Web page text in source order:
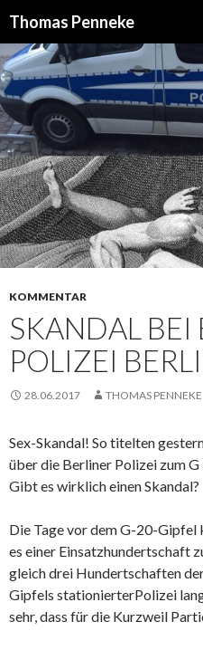
Thomas Penneke
ZUM
INHALT
KOMMENTAR
SKANDAL
POLIZEI
28.06.2017 THOMAS PENNEKE
Sex-Skandal! So titelten
über die Berliner Polizei zum
Gibt es wirklich einen Skandal?
Die Tage vor dem G-20-Gipfel
es einer Einsatzhundertschaft
gleich drei Hundertschaften
Gipfels stationierterPolizei
sehr, dass für die Kurzweil